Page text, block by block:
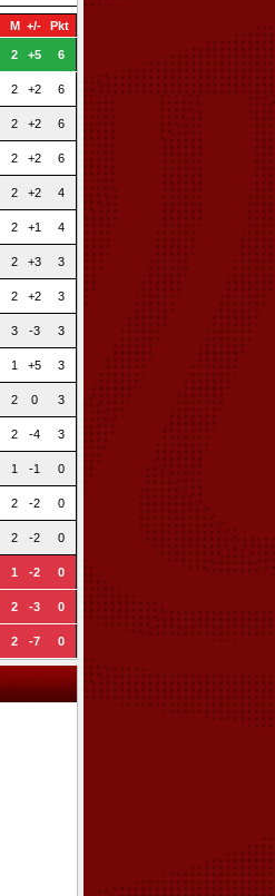
M +/- Pkt
2 +5 6
2 +2 6
2 +2 6
2 +2 6
2 +2 4
2 +1 4
2 +3 3
2 +2 3
3 -3 3
1 +5 3
2 0 3
2 -4 3
1 -1 0
2 -2 0
2 -2 0
1 -2 0
2 -3 0
2 -7 0